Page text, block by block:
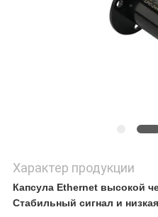
Характер продукции
Капсула Ethernet высокой
Стабильный сигнал и